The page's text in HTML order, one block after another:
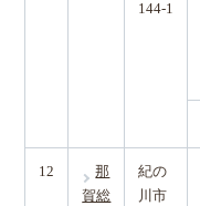
144-1
12
那
賀総
紀の
川市